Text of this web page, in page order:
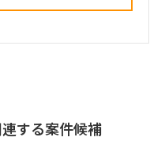
する案件候補